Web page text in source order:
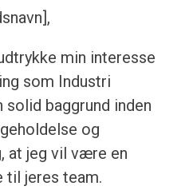
min interesse
som Industri
solid baggrund inden
og
at jeg vil være en
jeres team.